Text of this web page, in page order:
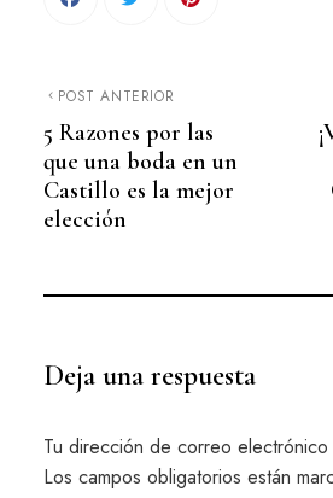
POST ANTERIOR
5 Razones por las
que una boda en un
Castillo es la mejor
elección
Deja una respuesta
Tu dirección de correo
Los campos obligatorios están